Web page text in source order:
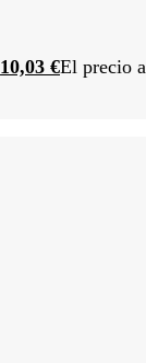
10,03 €El precio